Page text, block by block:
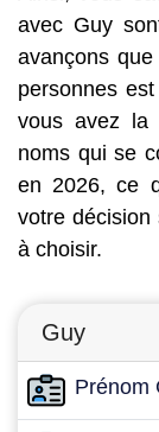
avec Guy
avançons
personnes
vous avez la
noms qui se
en 2026, ce
votre
à choisir.
Guy
Prénom